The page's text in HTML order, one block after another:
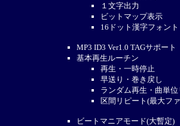
１文字出力
ビットマップ表示
16ドット漢字フォント
MP3 ID3 Ver1.0 TAGサポート
基本再生ルーチン
再生・一時停止
早送り・巻き戻し
ランダム再生・曲単位
区間リピート(最大フ
ビートマニアモード(大暫定)